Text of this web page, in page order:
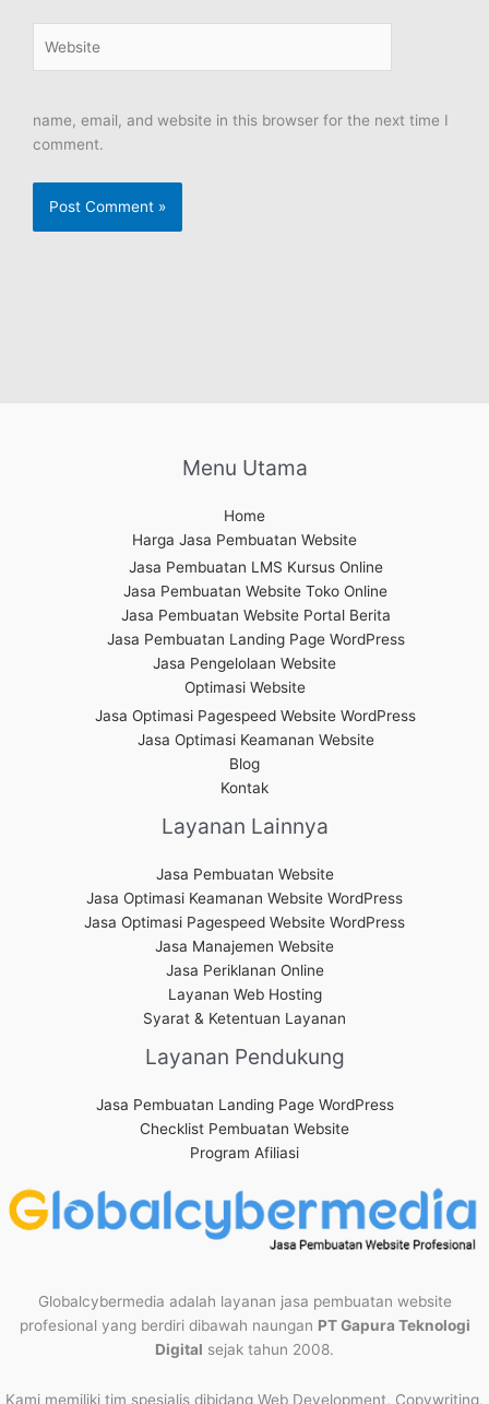
name, email, and website in this browser for the next time I
comment.
Menu Utama
Home
Harga Jasa Pembuatan Website
Jasa Pembuatan LMS Kursus Online
Jasa Pembuatan Website Toko Online
Jasa Pembuatan Website Portal Berita
Jasa Pembuatan Landing Page WordPress
Jasa Pengelolaan Website
Optimasi Website
Jasa Optimasi Pagespeed Website WordPress
Jasa Optimasi Keamanan Website
Blog
Kontak
Layanan Lainnya
Jasa Pembuatan Website
Jasa Optimasi Keamanan Website WordPress
Jasa Optimasi Pagespeed Website WordPress
Jasa Manajemen Website
Jasa Periklanan Online
Layanan Web Hosting
Syarat & Ketentuan Layanan
Layanan Pendukung
Jasa Pembuatan Landing Page WordPress
Checklist Pembuatan Website
Program Afiliasi
Globalcybermedia adalah layanan jasa pembuatan website
profesional yang berdiri dibawah naungan PT Gapura Teknologi
Digital sejak tahun 2008.
Kami memiliki tim spesialis dibidang Web Development, Copywriting,